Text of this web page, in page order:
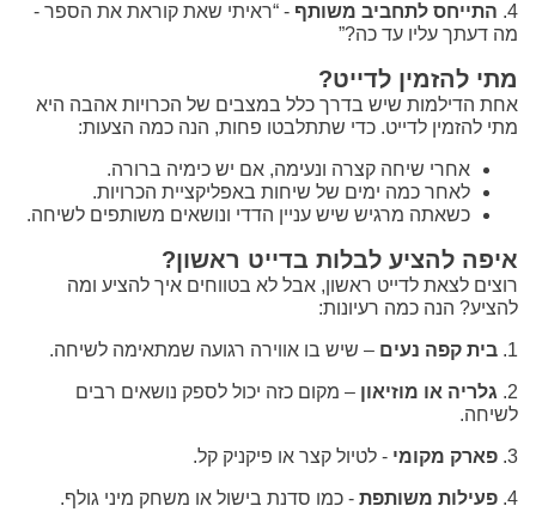
4. התייחס לתחביב משותף - “ראיתי שאת קוראת את הספר -
מה דעתך עליו עד כה?”
מתי להזמין לדייט?
אחת הדילמות שיש בדרך כלל במצבים של הכרויות אהבה היא
מתי להזמין לדייט. כדי שתתלבטו פחות, הנה כמה הצעות:
אחרי שיחה קצרה ונעימה, אם יש כימיה ברורה.
לאחר כמה ימים של שיחות באפליקציית הכרויות.
כשאתה מרגיש שיש עניין הדדי ונושאים משותפים לשיחה.
איפה להציע לבלות בדייט ראשון?
רוצים לצאת לדייט ראשון, אבל לא בטווחים איך להציע ומה
להציע? הנה כמה רעיונות:
1. בית קפה נעים – שיש בו אווירה רגועה שמתאימה לשיחה.
2. גלריה או מוזיאון – מקום כזה יכול לספק נושאים רבים
לשיחה.
3. פארק מקומי - לטיול קצר או פיקניק קל.
4. פעילות משותפת - כמו סדנת בישול או משחק מיני גולף.